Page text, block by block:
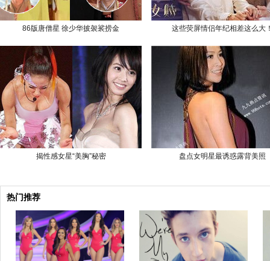
86版唐僧星 徐少华披袈裟捞金
揭性感女星“美胸”秘密
这些荧屏情侣年纪相差这么大
盘点女明星最诱惑露背美照
热门推荐